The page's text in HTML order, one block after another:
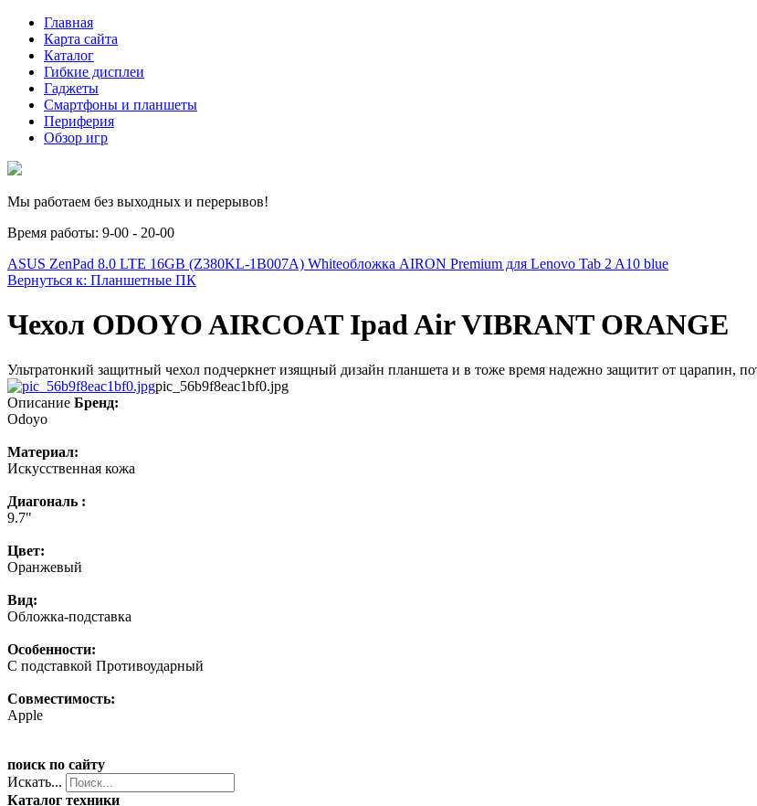
Главная
Карта сайта
Каталог
Гибкие дисплеи
Гаджеты
Смартфоны и планшеты
Периферия
Обзор игр
Мы работаем без выходных и перерывов!
Время работы: 9-00 - 20-00
ASUS ZenPad 8.0 LTE 16GB (Z380KL-1B007A) Whiteобложка AIRON Premium для Lenovo Tab 2 A10 blue
Вернуться к: Планшетные ПК
Чехол ODOYO AIRCOAT Ipad Air VIBRANT ORANGE
Ультратонкий защитный чехол подчеркнет изящный дизайн планшета и в тоже время надежно защитит от царапин,
pic_56b9f8eac1bf0.jpg
Описание Бренд:
Odoyo
Материал:
Искусственная кожа
Диагональ :
9.7"
Цвет:
Оранжевый
Вид:
Обложка-подставка
Особенности:
С подставкой Противоударный
Совместимость:
Apple
поиск по сайту
Искать...
Каталог техники